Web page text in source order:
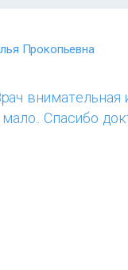
Прокопьевна
внимательная
Спасибо